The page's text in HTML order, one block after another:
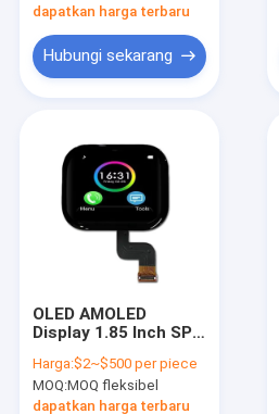
dapatkan harga terbaru
Hubungi sekarang
OLED AMOLED
Display 1.85 Inch SPI
Harga:$2~$500 per piece
MOQ:MOQ fleksibel
dapatkan harga terbaru